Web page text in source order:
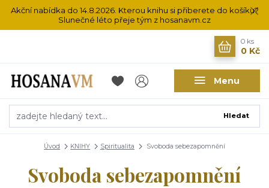
Akční nabídka do 14.8.2026. Kterou knihu si přiberete do košíku?
Slunečné léto přeje tým z hosanavm.cz
Menu
Hledat
0 ks
0 Kč
Úvod KNIHY Spiritualita Svoboda sebezapomnění
Svoboda sebezapomnění